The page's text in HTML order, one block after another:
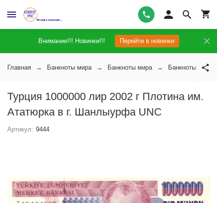
Внимание!!! Новинки!!! Перейти в новинки
Главная Банкноты мира Банкноты мира Банкноты
Турция 1000000 лир 2002 г Плотина им.
Ататюрка в г. Шанлыурфа UNC
Артикул: 9444